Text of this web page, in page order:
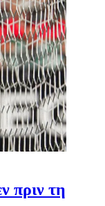
πριν τη